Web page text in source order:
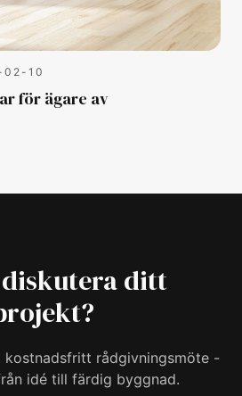
02-10
för ägare av
ditt
kostnadsfritt rådgivningsmöte -
idé till färdig byggnad.